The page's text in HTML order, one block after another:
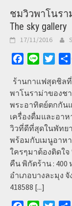
ชมวิวพาโนร
The sky gallery
17/11/2016
Facebook
Line
ร้านกาแฟสุดชิล
พาโนราม่าของช
พระอาทิตย์ตกกัน
เครื่องดื่มและอา
วิวที่ดีที่สุดในพัทย
พร้อมกับเมนูอาห
ใครๆมาต้องติดใจ
คืน พิกัดร้าน :
อำเภอบางละมุง
418588 [...]